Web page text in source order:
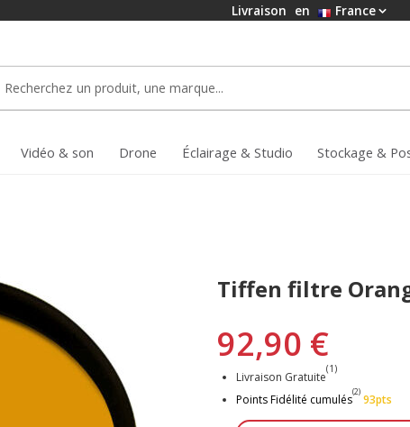
Livraison en France
Vidéo & son Drone Éclairage & Studio Stockage &
Tiffen filtre
92,90 €
Livraison Gratuite
(1)
Points Fidélité cumulés
(2)
93pts